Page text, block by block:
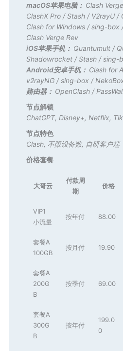
macOS苹果电脑： Clash Verge
ClashX Pro /Stash / V2rayU /
Clash for Windows /sing-box
Clash Verge Rev
iOS苹果手机： Quantumult /
Shadowrocket /Stash /sing-
Android安卓手机： Clash for
v2rayNG /sing-box /
路由器： OpenClash /
节点解锁
ChatGPT, Disney+, Netflix,
节点特色
Clash, 不限设备数, 自研客户端
价格套餐
大哥云
付款周
期
价格
VIP1
小流量
按年付 88.00
套餐A
100GB
按月付 19.90
套餐A
200G
B
按季付 69.00
套餐A
300G
B
按年付
199.0
0